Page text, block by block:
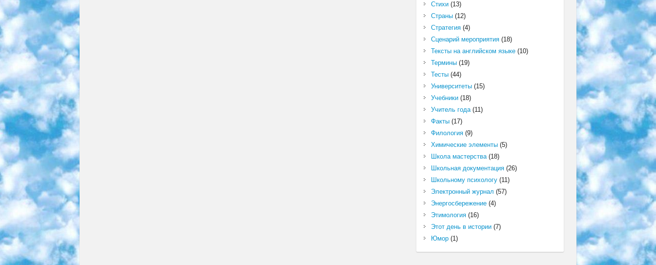
Стихи(13)
Страны(12)
Стратегия(4)
Сценарий мероприятия(18)
Тексты на английском языке(10)
Термины(19)
Тесты(44)
Университеты(15)
Учебники(18)
Учитель года(11)
Факты(17)
Филология(9)
Химические элементы(5)
Школа мастерства(18)
Школьная документация(26)
Школьному психологу(11)
Электронный журнал (57)
Энергосбережение(4)
Этимология(16)
Этот день в истории(7)
Юмор(1)